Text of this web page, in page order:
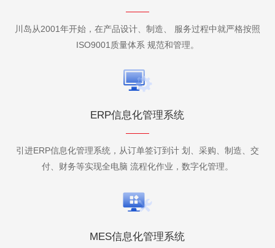
川岛从2001年开始，在产品设计、制造、 服务过程中就严格按照
ISO9001质量体系 规范和管理。
ERP信息化管理系统
引进ERP信息化管理系统，从订单签订到计 划、采购、制造、交
付、财务等实现全电脑 流程化作业，数字化管理。
MES信息化管理系统